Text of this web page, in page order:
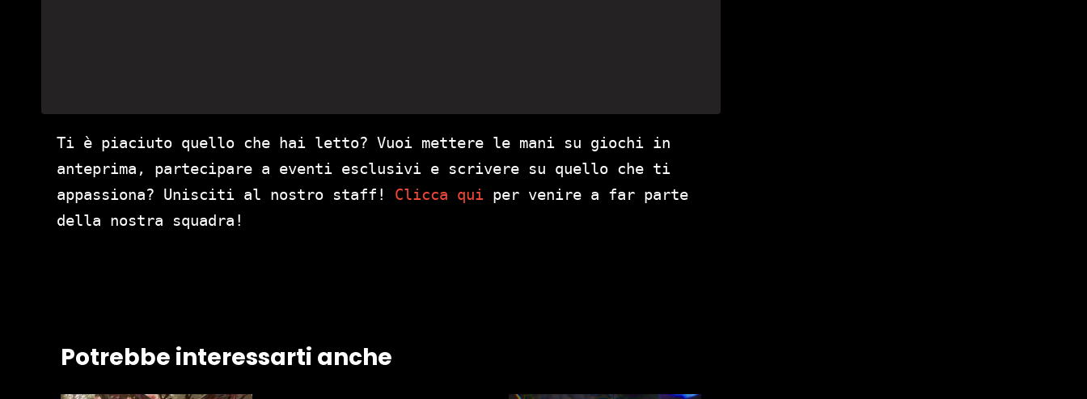
Ti è piaciuto quello che hai letto? Vuoi mettere le mani su giochi in
anteprima, partecipare a eventi esclusivi e scrivere su quello che ti
appassiona? Unisciti al nostro staff! Clicca qui per venire a far parte
della nostra squadra!
Potrebbe interessarti anche